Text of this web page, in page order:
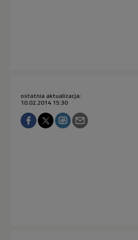
ostatnia aktualizacja:
10.02.2014 15:30